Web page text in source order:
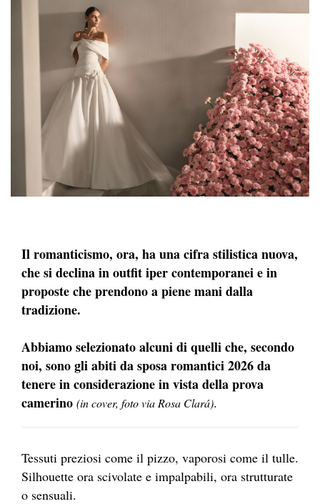
Il romanticismo, ora, ha una cifra stilistica nuova,
che si declina in outfit iper contemporanei e in
proposte che prendono a piene mani dalla
tradizione.
Abbiamo selezionato alcuni di quelli che, secondo
noi, sono gli abiti da sposa romantici 2026 da
tenere in considerazione in vista della prova
camerino (in cover, foto via Rosa Clará).
Tessuti preziosi come il pizzo, vaporosi come il tulle.
Silhouette ora scivolate e impalpabili, ora strutturate
o sensuali.